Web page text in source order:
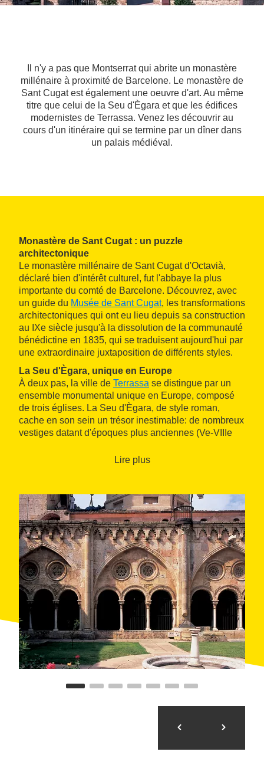
Il n'y a pas que Montserrat qui abrite un monastère
millénaire à proximité de Barcelone. Le monastère de
Sant Cugat est également une oeuvre d'art. Au même
titre que celui de la Seu d'Ègara et que les édifices
modernistes de Terrassa. Venez les découvrir au
cours d'un itinéraire qui se termine par un dîner dans
un palais médiéval.
Monastère de Sant Cugat : un puzzle
architectonique
Le monastère millénaire de Sant Cugat d'Octavià,
déclaré bien d'intérêt culturel, fut l'abbaye la plus
importante du comté de Barcelone. Découvrez, avec
un guide du Musée de Sant Cugat, les transformations
architectoniques qui ont eu lieu depuis sa construction
au IXe siècle jusqu'à la dissolution de la communauté
bénédictine en 1835, qui se traduisent aujourd'hui par
une extraordinaire juxtaposition de différents styles.
La Seu d'Ègara, unique en Europe
À deux pas, la ville de Terrassa se distingue par un
ensemble monumental unique en Europe, composé
de trois églises. La Seu d'Ègara, de style roman,
cache en son sein un trésor inestimable: de nombreux
vestiges datant d'époques plus anciennes (Ve-VIIIe
architecture du Moyen Âge. Visitez l'ensemble avec
monument est candidat au patrimoine de l'humanité.
Itinéraires modernistes à Terrassa
Profitez de votre passage à Terrassa pour découvrir
son patrimoine moderniste promu par la bourgeoisie
au début du XXe siècle. Au cours d'un circuit de trois
heures proposé gratuitement par l'office du tourisme,
vous pourrez observer des bâtiments aussi singuliers
que laMasia Freixa, l'opus magnum de Lluís
Muncunill. Ne manquez pas également le Théâtre
principal d'Enric Catà ou le Marché de l'Indépendance
d'Antoni Pascual et Melcior Vinyals.
Les plus anciens thermes romains de la péninsule
Oubliez tous vos soucis à l'Hôtel Balneari Termes
Victòria deCaldes de Montbui, qui a le privilège d'être
toute la péninsule ibérique. Détendez-vous avec des
innovantes proposés par ce sanctuaire du bien-être,
Lire plus